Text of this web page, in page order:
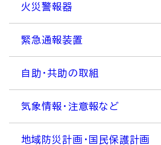
火災警報器
緊急通報装置
自助・共助の取組
気象情報・注意報など
地域防災計画・国民保護計画